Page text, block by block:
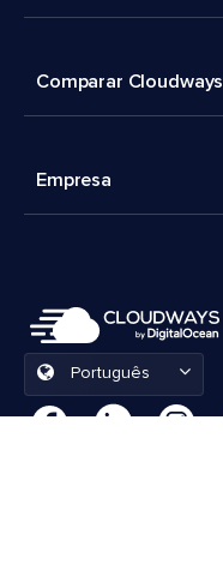
Comparar Cloudways
Empresa
Português